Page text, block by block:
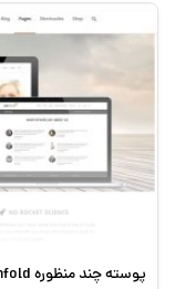
پوسته چند منظوره Enfold وردپرس نسخه 4.8.3